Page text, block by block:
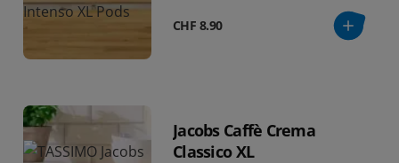
CHF 8.90
Jacobs Caffè Crema
Classico XL